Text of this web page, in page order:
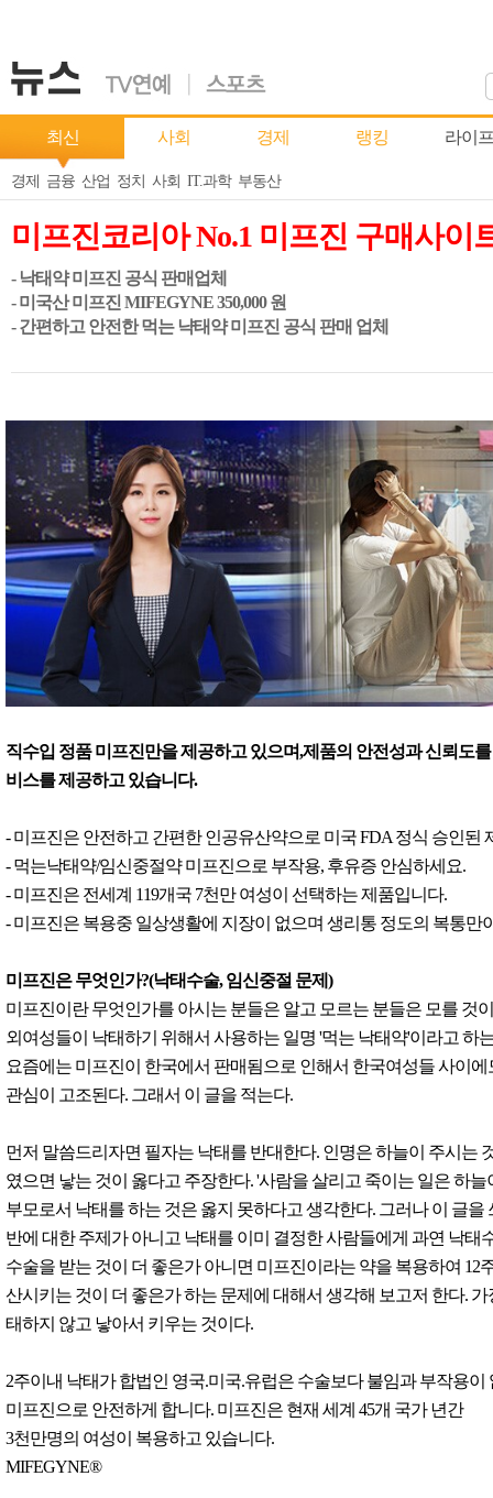
최신 사회 경제 랭킹 라이프
경제 금융 산업 정치 사회 IT.과학 부동산
미프진코리아 No.1 미프진 구매사이
- 낙태약 미프진 공식 판매업체
- 미국산 미프진 MIFEGYNE 350,000 원
- 간편하고 안전한 먹는 냑태약 미프진 공식 판매 업체
직수입 정품 미프진만을 제공하고 있으며,제품의 안전성과 신뢰도
비스를 제공하고 있습니다.
- 미프진은 안전하고 간편한 인공유산약으로 미국 FDA 정식 승인된
- 먹는낙태약/임신중절약 미프진으로 부작용, 후유증 안심하세요.
- 미프진은 전세계 119개국 7천만 여성이 선택하는 제품입니다.
- 미프진은 복용중 일상생활에 지장이 없으며 생리통 정도의 복통만
미프진은 무엇인가?(낙태수술, 임신중절 문제)
미프진이란 무엇인가를 아시는 분들은 알고 모르는 분들은 모를 것
외여성들이 낙태하기 위해서 사용하는 일명 '먹는 낙태약'이라고 하
요즘에는 미프진이 한국에서 판매됨으로 인해서 한국여성들 사이
관심이 고조된다. 그래서 이 글을 적는다.
먼저 말씀드리자면 필자는 낙태를 반대한다. 인명은 하늘이 주시는
였으면 낳는 것이 옳다고 주장한다. '사람을 살리고 죽이는 일은 하늘
부모로서 낙태를 하는 것은 옳지 못하다고 생각한다. 그러나 이 글을
반에 대한 주제가 아니고 낙태를 이미 결정한 사람들에게 과연 낙태
수술을 받는 것이 더 좋은가 아니면 미프진이라는 약을 복용하여 12
산시키는 것이 더 좋은가 하는 문제에 대해서 생각해 보고저 한다. 가
태하지 않고 낳아서 키우는 것이다.
2주이내 낙태가 합법인 영국.미국.유럽은 수술보다 불임과 부작용이
미프진으로 안전하게 합니다. 미프진은 현재 세계 45개 국가 년간
3천만명의 여성이 복용하고 있습니다.
MIFEGYNE®